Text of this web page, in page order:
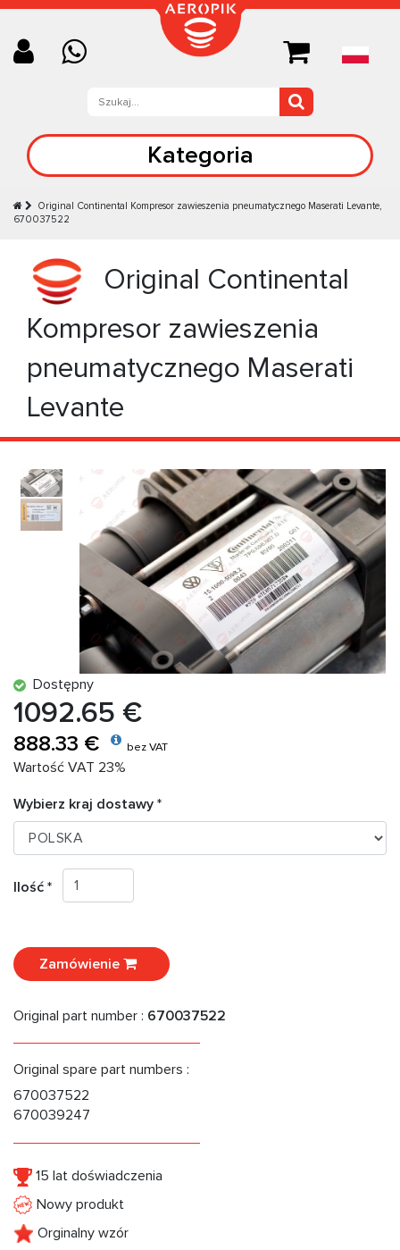
Kategoria
Original Continental Kompresor zawieszenia pneumatycznego Maserati Levante,
670037522
Original Continental
Kompresor zawieszenia
pneumatycznego Maserati
Levante
Dostępny
1092.65 €
888.33 € bez VAT
Wartość VAT 23%
Wybierz kraj dostawy *
Ilość *
Zamówienie
Original part number : 670037522
Original spare part numbers :
670037522
670039247
15 lat doświadczenia
Nowy produkt
Orginalny wzór